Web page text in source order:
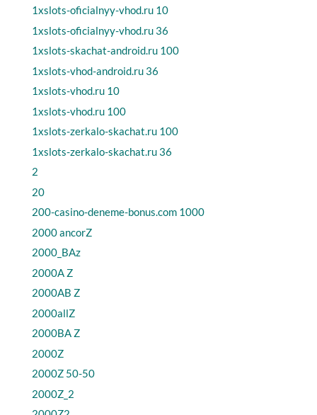
1xslots-oficialnyy-vhod.ru 10
1xslots-oficialnyy-vhod.ru 36
1xslots-skachat-android.ru 100
1xslots-vhod-android.ru 36
1xslots-vhod.ru 10
1xslots-vhod.ru 100
1xslots-zerkalo-skachat.ru 100
1xslots-zerkalo-skachat.ru 36
2
20
200-casino-deneme-bonus.com 1000
2000 ancorZ
2000_BAz
2000A Z
2000AB Z
2000allZ
2000BA Z
2000Z
2000Z 50-50
2000Z_2